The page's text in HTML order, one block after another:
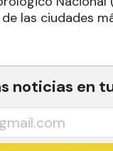
las ciudades
noticias en